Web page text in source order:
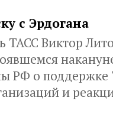
с Эрдогана
ТАСС Виктор
РФ о поддержке
и